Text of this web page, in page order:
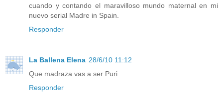
cuando y contando el maravilloso mundo maternal en mi
nuevo serial Madre in Spain.
Responder
La Ballena Elena 28/6/10 11:12
Que madraza vas a ser Puri
Responder